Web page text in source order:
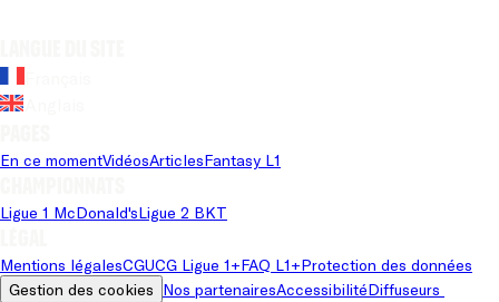
En ce momentVidéosArticlesFantasy L1
Ligue 1 McDonald'sLigue 2 BKT
Mentions légalesCGUCG Ligue 1+FAQ L1+Protection des données
Gestion des cookies Nos partenairesAccessibilitéDiffuseurs